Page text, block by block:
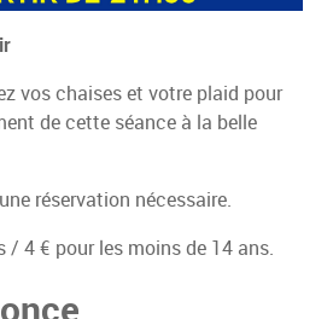
vos chaises et votre plaid pour
de cette séance à la belle
réservation nécessaire.
/ 4 € pour les moins de 14 ans.